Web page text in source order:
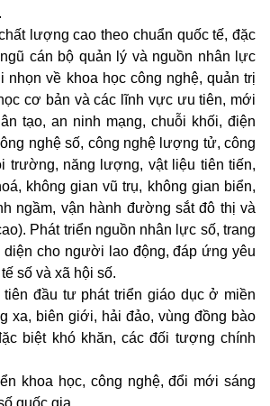
lượng cao theo chuẩn quốc tế, đặc
cán bộ quản lý và nguồn nhân lực
nhọn về khoa học công nghệ, quản trị
cơ bản và các lĩnh vực ưu tiên, mới
tạo, an ninh mạng, chuỗi khối, điện
nghệ số, công nghệ lượng tử, công
trường, năng lượng, vật liệu tiên tiến,
không gian vũ trụ, không gian biển,
ngầm, vận hành đường sắt đô thị và
Phát triển nguồn nhân lực số, trang
diện cho người lao động, đáp ứng yêu
số và xã hội số.
đầu tư phát triển giáo dục ở miền
xa, biên giới, hải đảo, vùng đồng bào
biệt khó khăn, các đối tượng chính
khoa học, công nghệ, đổi mới sáng
quốc gia